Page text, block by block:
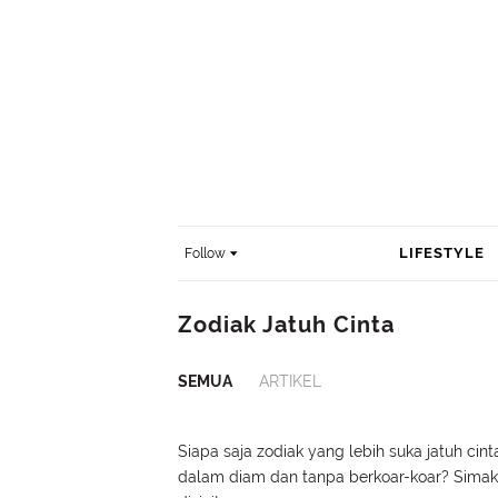
Follow LIFESTYLE
Zodiak Jatuh Cinta
SEMUA ARTIKEL
Siapa saja zodiak yang lebih suka jatuh
dalam diam dan tanpa berkoar-koar? Simak